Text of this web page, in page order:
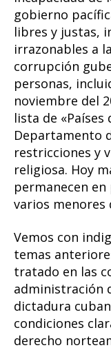
gobierno
libres y justas,
irrazonables a
corrupción
personas,
noviembre del
lista de «Países
Departamento
restricciones y
religiosa. Hoy
permanecen
varios menores
Vemos con
temas
tratado en las
administración
dictadura
condiciones
derecho